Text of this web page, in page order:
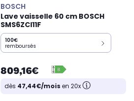
BOSCH
Lave vaisselle 60 cm BOSCH
SMS6ZCI11F
100€
remboursés
809,16€
dès 47,44€/moisen 20x